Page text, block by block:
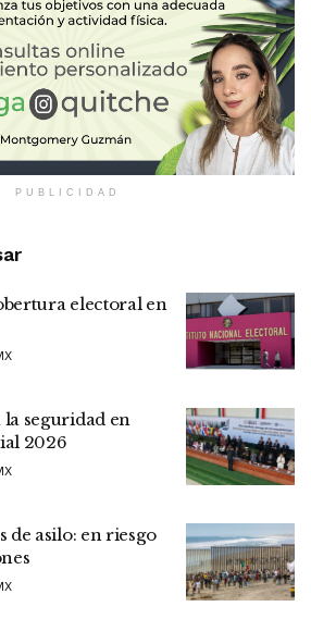
PUBLICIDAD
electoral en
seguridad en
2026
de asilo: en riesgo